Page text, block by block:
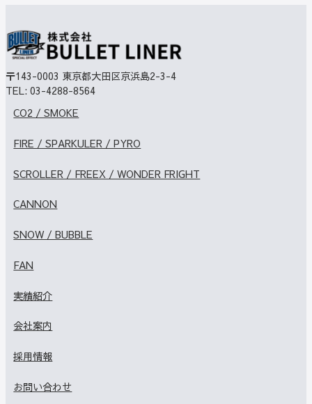
〒143-0003 東京都大田区京浜島2-3-4
TEL: 03-4288-8564
CO2 / SMOKE
FIRE / SPARKULER / PYRO
SCROLLER / FREEX / WONDER FRIGHT
CANNON
SNOW / BUBBLE
FAN
実績紹介
会社案内
採用情報
お問い合わせ